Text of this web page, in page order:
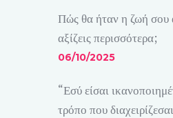
Πώς θα ήταν η ζωή σου
αξίζεις περισσότερα;
06/10/2025
“Εσύ είσαι
τρόπο που